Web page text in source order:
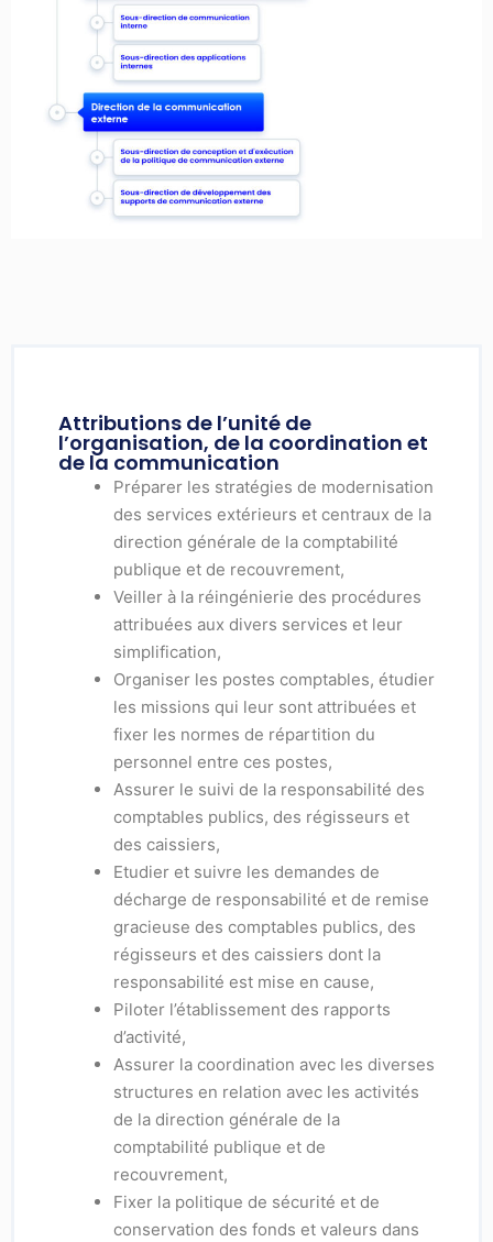
Attributions de l’unité de
l’organisation, de la coordination et
de la communication
Préparer les stratégies de modernisation
des services extérieurs et centraux de la
direction générale de la comptabilité
publique et de recouvrement,
Veiller à la réingénierie des procédures
attribuées aux divers services et leur
simplification,
Organiser les postes comptables, étudier
les missions qui leur sont attribuées et
fixer les normes de répartition du
personnel entre ces postes,
Assurer le suivi de la responsabilité des
comptables publics, des régisseurs et
des caissiers,
Etudier et suivre les demandes de
décharge de responsabilité et de remise
gracieuse des comptables publics, des
régisseurs et des caissiers dont la
responsabilité est mise en cause,
Piloter l’établissement des rapports
d’activité,
Assurer la coordination avec les diverses
structures en relation avec les activités
de la direction générale de la
comptabilité publique et de
recouvrement,
Fixer la politique de sécurité et de
conservation des fonds et valeurs dans